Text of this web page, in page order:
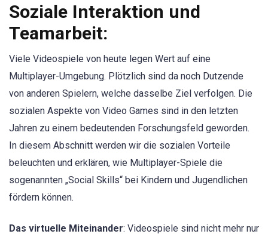
Soziale Interaktion und
Teamarbeit:
Viele Videospiele von heute legen Wert auf eine
Multiplayer-Umgebung. Plötzlich sind da noch Dutzende
von anderen Spielern, welche dasselbe Ziel verfolgen. Die
sozialen Aspekte von Video Games sind in den letzten
Jahren zu einem bedeutenden Forschungsfeld geworden.
In diesem Abschnitt werden wir die sozialen Vorteile
beleuchten und erklären, wie Multiplayer-Spiele die
sogenannten „Social Skills“ bei Kindern und Jugendlichen
fördern können.
Das virtuelle Miteinander: Videospiele sind nicht mehr nur